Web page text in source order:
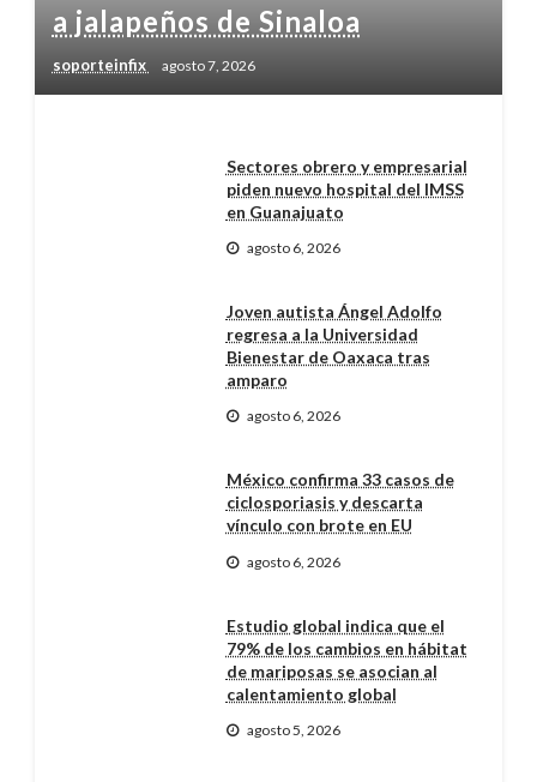
a jalapeños de Sinaloa
soporteinfix agosto 7, 2026
Sectores obrero y empresarial
piden nuevo hospital del IMSS
en Guanajuato
agosto 6, 2026
Joven autista Ángel Adolfo
regresa a la Universidad
Bienestar de Oaxaca tras
amparo
agosto 6, 2026
México confirma 33 casos de
ciclosporiasis y descarta
vínculo con brote en EU
agosto 6, 2026
Estudio global indica que el
79% de los cambios en hábitat
de mariposas se asocian al
calentamiento global
agosto 5, 2026